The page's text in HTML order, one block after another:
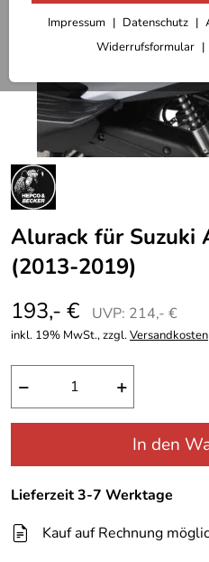
Impressum Datenschutz
Widerrufsformular
Alurack für Suzuki
(2013-2019)
193,- €
UVP: 214,- €
inkl. 19% MwSt., zzgl.Versandkosten
− +
In den
Lieferzeit 3-7 Werktage
Kauf auf Rechnung